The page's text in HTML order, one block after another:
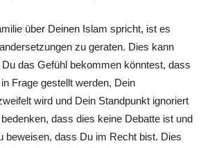
über Deinen Islam spricht, ist es
zu geraten. Dies kann
das Gefühl bekommen könntest, dass
Frage gestellt werden, Dein
wird und Dein Standpunkt ignoriert
dass dies keine Debatte ist und
beweisen, dass Du im Recht bist. Dies